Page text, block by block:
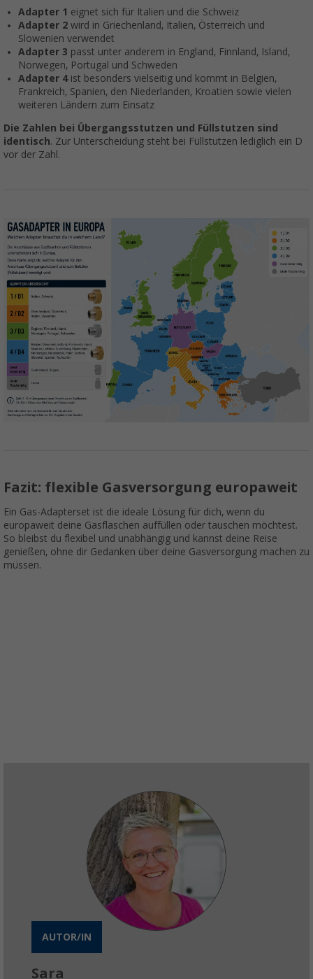
Adapter 1 eignet sich für Italien und die Schweiz
Adapter 2 wird in Griechenland, Italien, Österreich und
Slowenien verwendet
Adapter 3 passt unter anderem in England, Finnland, Island,
Norwegen, Portugal und Schweden
Adapter 4ist besonders vielseitig und kommt in Belgien,
Frankreich, Spanien, den Niederlanden, Kroatien sowie vielen
weiteren Ländern zum Einsatz
Die Zahlen bei Übergangsstutzen und Füllstutzen sind
identisch. Zur Unterscheidung steht bei Füllstutzen lediglich ein D
vor der Zahl.
Fazit: flexible Gasversorgung europaweit
Ein Gas-Adapterset ist die ideale Lösung für dich, wenn du
europaweit deine Gasflaschen auffüllen oder tauschen möchtest.
So bleibst du flexibel und unabhängig und kannst deine Reise
genießen, ohne dir Gedanken über deine Gasversorgung machen zu
müssen.
AUTOR/IN
Sara